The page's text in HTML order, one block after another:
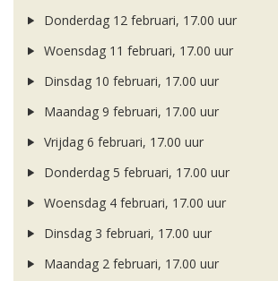
Donderdag 12 februari, 17.00 uur
Woensdag 11 februari, 17.00 uur
Dinsdag 10 februari, 17.00 uur
Maandag 9 februari, 17.00 uur
Vrijdag 6 februari, 17.00 uur
Donderdag 5 februari, 17.00 uur
Woensdag 4 februari, 17.00 uur
Dinsdag 3 februari, 17.00 uur
Maandag 2 februari, 17.00 uur